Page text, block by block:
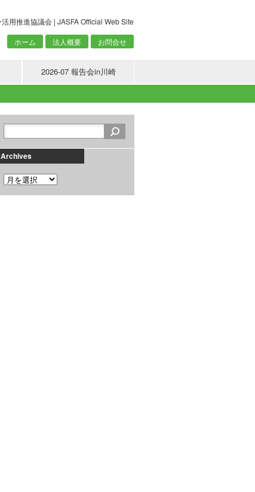
用推進協議会 | JASFA Official Web Site
ホーム
法人概要 お問合せ
2026-07 報告会in川崎
Archives